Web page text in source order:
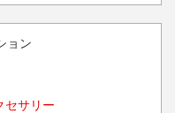
ョン
セサリー